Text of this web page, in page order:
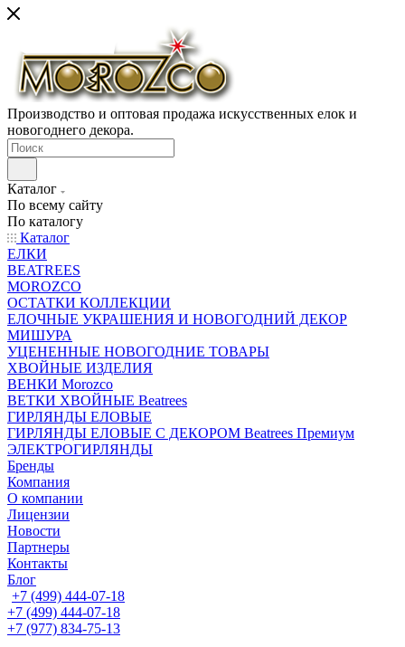
Производство и оптовая продажа искусственных елок и
новогоднего декора.
Каталог
По всему сайту
По каталогу
Каталог
ЕЛКИ
BEATREES
MOROZCO
ОСТАТКИ КОЛЛЕКЦИИ
ЕЛОЧНЫЕ УКРАШЕНИЯ И НОВОГОДНИЙ ДЕКОР
МИШУРА
УЦЕНЕННЫЕ НОВОГОДНИЕ ТОВАРЫ
ХВОЙНЫЕ ИЗДЕЛИЯ
ВЕНКИ Morozco
ВЕТКИ ХВОЙНЫЕ Beatrees
ГИРЛЯНДЫ ЕЛОВЫЕ
ГИРЛЯНДЫ ЕЛОВЫЕ С ДЕКОРОМ Beatrees Премиум
ЭЛЕКТРОГИРЛЯНДЫ
Бренды
Компания
О компании
Лицензии
Новости
Партнеры
Контакты
Блог
+7 (499) 444-07-18
+7 (499) 444-07-18
+7 (977) 834-75-13